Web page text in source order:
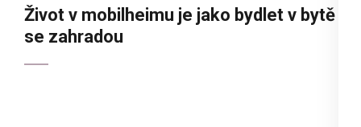
Život v mobilheimu je jako bydlet v bytě
se zahradou